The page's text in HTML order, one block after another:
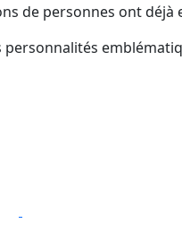
de personnes ont